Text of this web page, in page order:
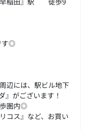
す◎
辺には、駅ビル地下
』がございます！
圏内◎
コス』など、お買い